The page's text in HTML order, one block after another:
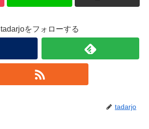
tadarjoをフォローする
tadarjo